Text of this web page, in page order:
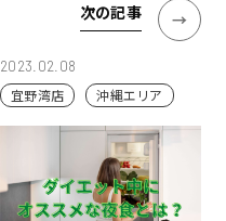
次の記事
2023.02.08
宜野湾店 沖縄エリア